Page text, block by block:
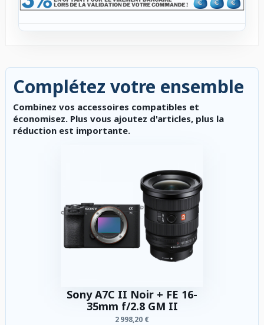
Complétez votre ensemble
Combinez vos accessoires compatibles et
économisez. Plus vous ajoutez d'articles, plus la
réduction est importante.
Sony A7C II Noir + FE 16-
35mm f/2.8 GM II
2 998,20 €